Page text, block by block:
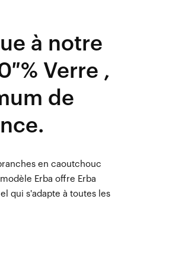
à notre
% Verre ,
de
en caoutchouc
Erba offre Erba
qui s'adapte à toutes les